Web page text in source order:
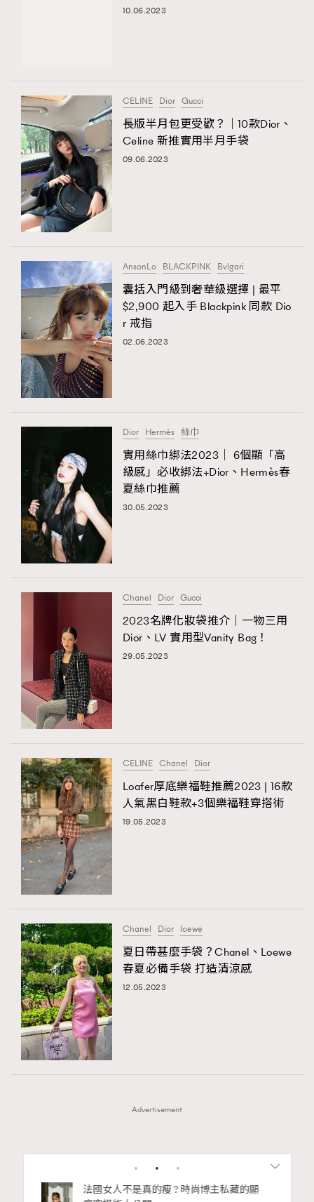
10.06.2023
CELINE Dior Gucci
長版半月包更受歡？｜10款Dior、
Celine 新推實用半月手袋
09.06.2023
AnsonLo BLACKPINK Bvlgari
囊括入門級到奢華級選擇 | 最平
$2,900 起入手 Blackpink 同款 Dio
r 戒指
02.06.2023
Dior Hermès 絲巾
實用絲巾綁法2023｜ 6個顯「高
級感」必收綁法+Dior、Hermès春
夏絲巾推薦
30.05.2023
Chanel Dior Gucci
2023名牌化妝袋推介｜一物三用
Dior、LV 實用型Vanity Bag！
29.05.2023
CELINE Chanel Dior
Loafer厚底樂福鞋推薦2023 | 16款
人氣黑白鞋款+3個樂福鞋穿搭術
19.05.2023
Chanel Dior loewe
夏日帶甚麼手袋？Chanel、Loewe
春夏必備手袋 打造清涼感
12.05.2023
Advertisement
4
法國女人不是真的瘦 ? 時尚博主私藏的顯